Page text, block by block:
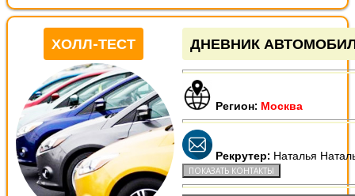
ХОЛЛ-ТЕСТ ДНЕВНИК
Регион: Москва
Рекрутер: Наталья